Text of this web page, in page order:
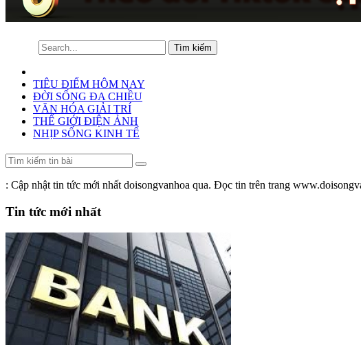
TIÊU ĐIỂM HÔM NAY
ĐỜI SỐNG ĐA CHIỀU
VĂN HÓA GIẢI TRÍ
THẾ GIỚI ĐIỆN ẢNH
NHỊP SỐNG KINH TẾ
: Cập nhật tin tức mới nhất doisongvanhoa qua. Đọc tin trên trang
Tin tức mới nhất